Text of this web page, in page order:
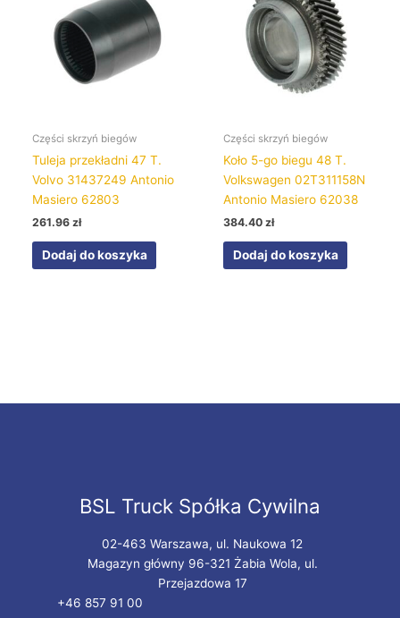
Części skrzyń biegów
Tuleja przekładni 47 T.
Volvo 31437249 Antonio
Masiero 62803
261.96zł
Dodaj do koszyka
Części skrzyń biegów
Koło 5-go biegu 48 T.
Volkswagen 02T311158N
Antonio Masiero 62038
384.40zł
Dodaj do koszyka
BSL Truck Spółka Cywilna
02-463 Warszawa, ul. Naukowa 12
Magazyn główny 96-321 Żabia Wola, ul.
Przejazdowa 17
+46 857 91 00